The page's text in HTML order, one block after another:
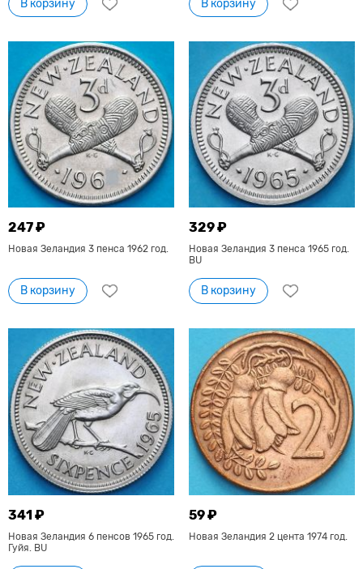
В корзину В корзину
247 ₽
Новая Зеландия 3 пенса 1962 год.
В корзину
329 ₽
Новая Зеландия 3 пенса 1965 год.
BU
В корзину
341 ₽
Новая Зеландия 6 пенсов 1965 год.
Гуйя. BU
59 ₽
Новая Зеландия 2 цента 1974 год.